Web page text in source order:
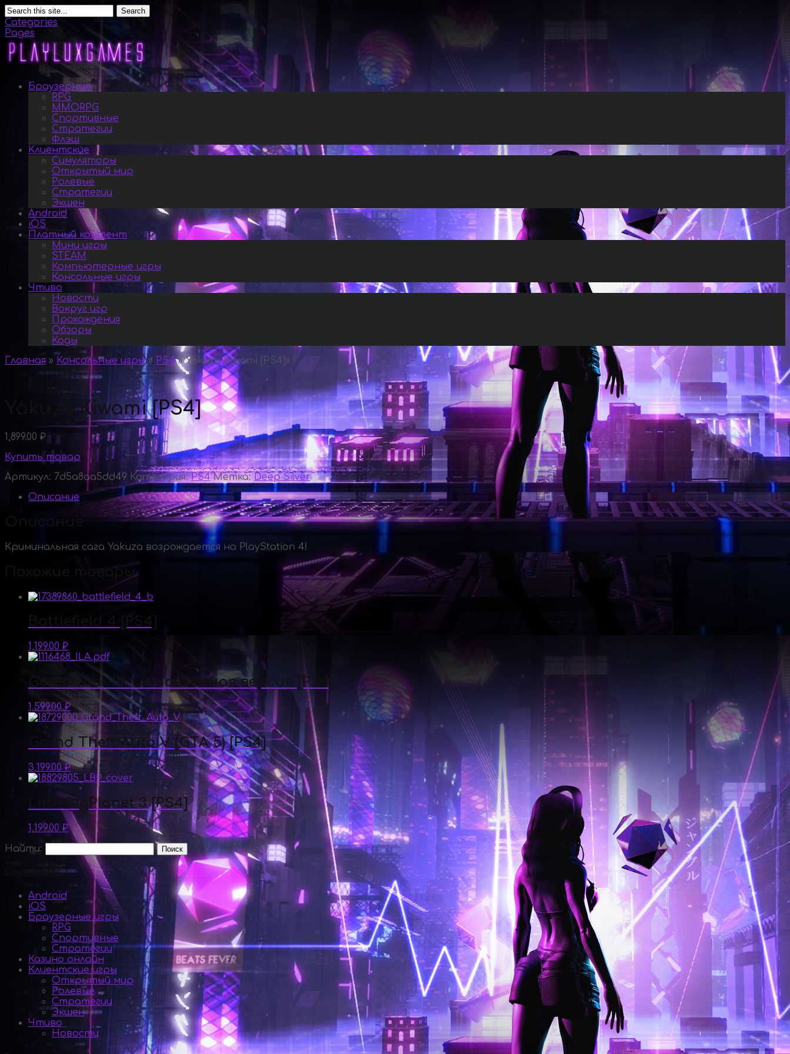
Search
Categories
Pages
Браузерные
RPG
MMORPG
Спортивные
Стратегии
Флэш
Клиентские
Симуляторы
Открытый мир
Ролевые
Стратегии
Экшен
Android
iOS
Платный контент
Мини игры
STEAM
Компьютерные игры
Консольные игры
Чтиво
Новости
Вокруг игр
Прохождения
Обзоры
Коды
Главная » Консольные игры » PS4 »Yakuza Kiwami [PS4] »
Yakuza Kiwami [PS4]
1,899.00 ₽
Купить товар
Артикул: 7d5a8aa5dd49 Категория:PS4 Метка:Deep Silver
Описание
Описание
Криминальная сага Yakuza возрождается на PlayStation 4!
Похожие товары
1,199.00 ₽
God of War III. Обновленная версия [PS4]
1,599.00₽
Grand Theft Auto V (GTA 5) [PS4]
3,199.00 ₽
LittleBigPlanet 3 [PS4]
1,199.00 ₽
Найти:
Статьи
Android
iOS
Браузерные игры
RPG
Спортивные
Стратегии
Казино онлайн
Клиентские игры
Открытый мир
Ролевые
Стратегии
Экшен
Чтиво
Новости